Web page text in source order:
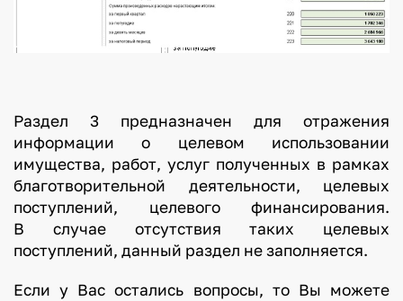
Раздел 3 предназначен для отражения
информации о целевом использовании
имущества, работ, услуг полученных в рамках
благотворительной деятельности, целевых
поступлений, целевого финансирования.
В случае отсутствия таких целевых
поступлений, данный раздел не заполняется.
Если у Вас остались вопросы, то Вы можете